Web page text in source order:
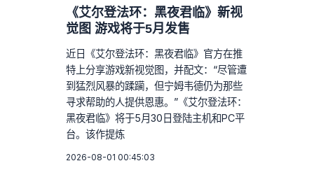
《艾尔登法环：黑夜君临》新视
觉图 游戏将于5月发售
近日《艾尔登法环：黑夜君临》官方在推
特上分享游戏新视觉图，并配文：“尽管遭
到猛烈风暴的蹂躏，但宁姆韦德仍为那些
寻求帮助的人提供恩惠。”《艾尔登法环：
黑夜君临》将于5月30日登陆主机和PC平
台。该作提炼
2026-08-01 00:45:03